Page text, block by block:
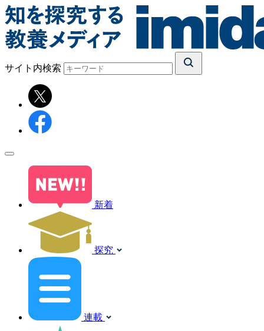
サイト内検索
新着
探究
連載